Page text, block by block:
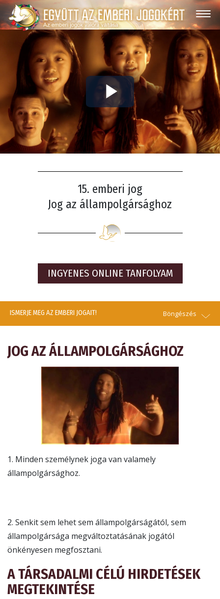
Play
Video
15. emberi jog
Jog az állampolgársághoz
INGYENES ONLINE TANFOLYAM
ISMERJE MEG AZ EMBERI JOGAIT! Böngészés
JOG AZ ÁLLAMPOLGÁRSÁGHOZ
1. Minden személynek joga van valamely
állampolgársághoz.
2. Senkit sem lehet sem állampolgárságától, sem
állampolgársága megváltoztatásának jogától
önkényesen megfosztani.
A TÁRSADALMI CÉLÚ HIRDETÉSEK
MEGTEKINTÉSE